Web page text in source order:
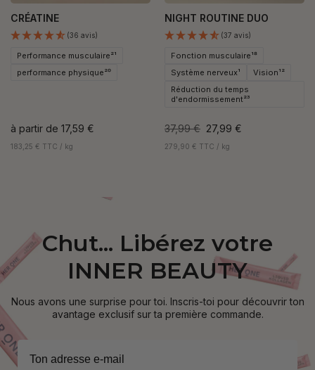
CRÉATINE
(36 avis)
Performance musculaire²¹
performance physique²⁰
à partir de 17,59 €
183,25 € TTC / kg
NIGHT ROUTINE DUO
(37 avis)
Fonction musculaire¹⁸
Système nerveux¹
Vision¹²
Réduction du temps
d'endormissement²³
37,99 € 27,99 €
279,90 € TTC / kg
Chut... Libérez votre
INNER BEAUTY
Nous avons une surprise pour toi. Inscris-toi pour découvrir ton
avantage exclusif sur ta première commande.